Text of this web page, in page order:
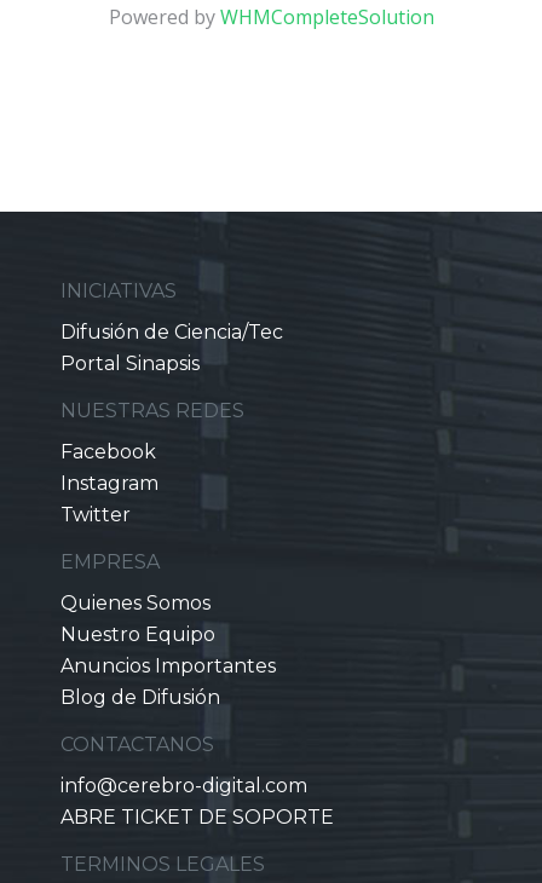
Powered byWHMCompleteSolution
INICIATIVAS
Difusión de Ciencia/Tec
Portal Sinapsis
NUESTRAS REDES
Facebook
Instagram
Twitter
EMPRESA
Quienes Somos
Nuestro Equipo
Anuncios Importantes
Blog de Difusión
CONTACTANOS
info@cerebro-digital.com
ABRE TICKET DE SOPORTE
TERMINOS LEGALES